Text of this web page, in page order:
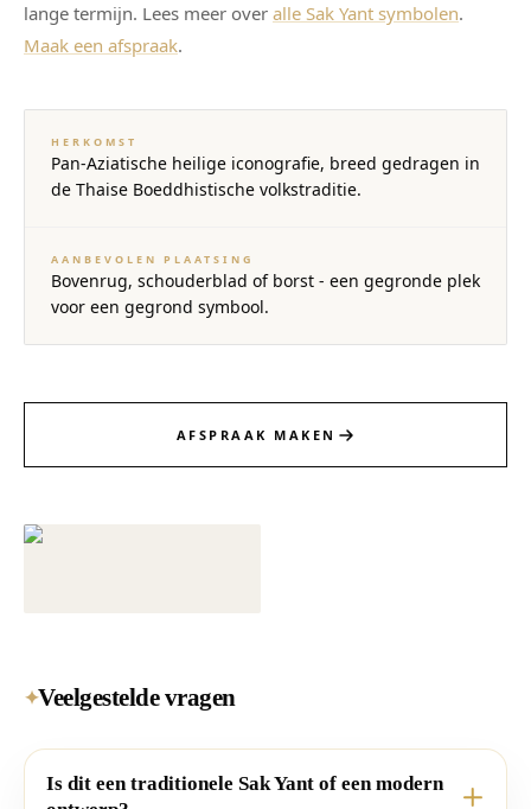
lange termijn. Lees meer over alle Sak Yant symbolen.
Maak een afspraak.
HERKOMST
Pan-Aziatische heilige iconografie, breed gedragen in
de Thaise Boeddhistische volkstraditie.
AANBEVOLEN PLAATSING
Bovenrug, schouderblad of borst - een gegronde plek
voor een gegrond symbool.
AFSPRAAK MAKEN
✦Veelgestelde vragen
Is dit een traditionele Sak Yant of een modern